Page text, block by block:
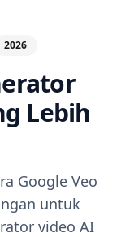
2026
Lebih
Google Veo
untuk
video AI